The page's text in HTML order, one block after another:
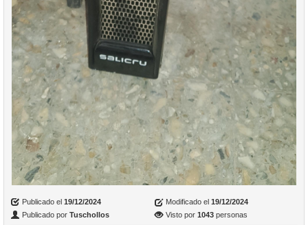
Publicado el 19/12/2024 Modificado el 19/12/2024
Publicado por Tuschollos Visto por 1043personas